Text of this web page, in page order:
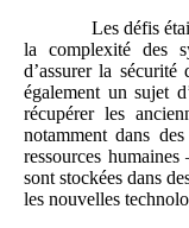
Les défis
la complexité des
d’assurer la
également un sujet
récupérer les
notamment dans
ressources
sont stockées dans
les nouvelles